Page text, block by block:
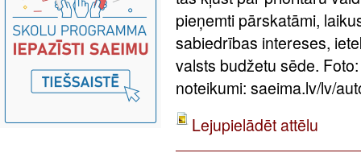
pieņemti pārskatāmi,
sabiedrības intereses,
valsts budžetu sēde.
noteikumi: saeima.lv/lv/
Lejupielādēt attēlu